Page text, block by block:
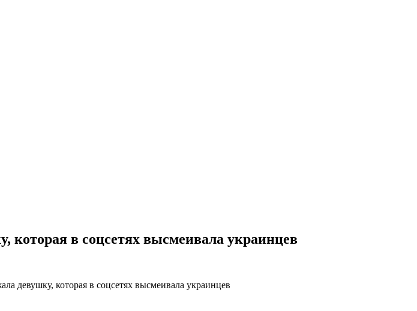
в соцсетях высмеивала украинцев